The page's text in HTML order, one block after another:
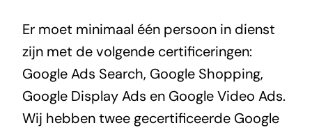
Er moet minimaal één persoon in dienst
zijn met de volgende certificeringen:
Google Ads Search, Google Shopping,
Google Display Ads en Google Video Ads.
Wij hebben twee gecertificeerde Google